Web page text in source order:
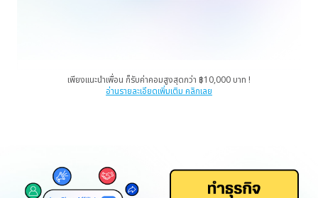
เพียงแนะนำเพื่อน ก็รับค่าคอมสูงสุดกว่า ฿10,000 บาท !
อ่านรายละเอียดเพิ่มเติม คลิกเลย